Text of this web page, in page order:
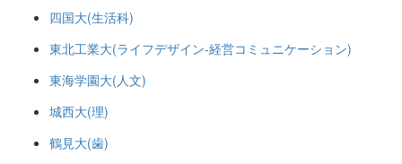
四国大(生活科)
東北工業大(ライフデザイン-経営コミュニケーション)
東海学園大(人文)
城西大(理)
鶴見大(歯)